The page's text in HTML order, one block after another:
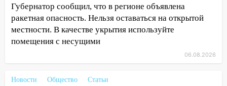
автоподставщиков
13:36 В Инзе произошел крупный пожар
13:00 В суде защитили репутацию
животными
Губернатор сообщил, что в регионе объявлена
ракетная опасность. Нельзя оставаться на открытой
местности. В качестве укрытия используйте
помещения с несущими
06.08.2026
Новости Общество
Статьи